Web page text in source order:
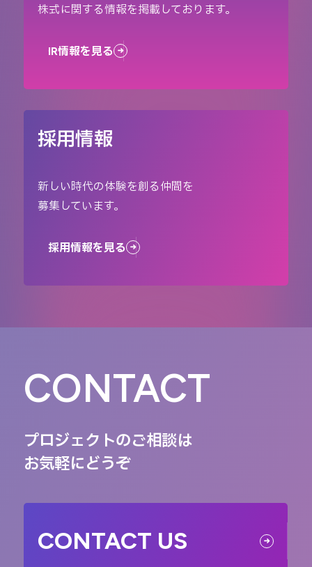
株式に関する情報を掲載しております。
IR情報を見る
採用情報
新しい時代の体験を創る仲間を
募集しています。
採用情報を見る
CONTACT
プロジェクトのご相談は
お気軽にどうぞ
CONTACT US